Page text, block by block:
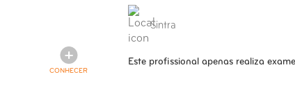
CONHECER
Sintra
Este profissional apenas realiza